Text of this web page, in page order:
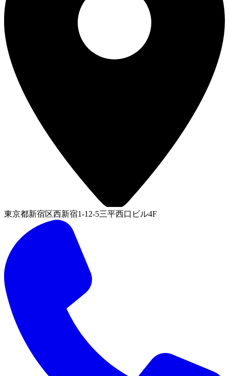
東京都新宿区西新宿1-12-5三平西口ビル4F